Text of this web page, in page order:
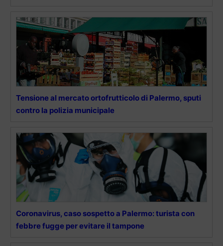
Tensione al mercato ortofrutticolo di Palermo, sputi
contro la polizia municipale
Coronavirus, caso sospetto a Palermo: turista con
febbre fugge per evitare il tampone